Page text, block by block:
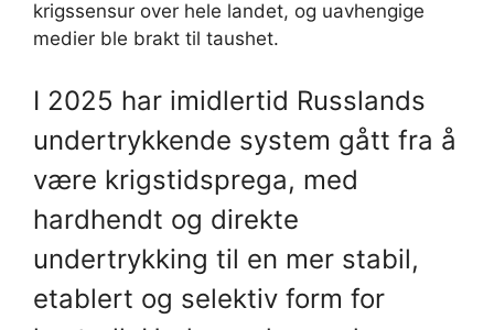
krigssensur over hele landet, og uavhengige
medier ble brakt til taushet.
I 2025 har imidlertid Russlands
undertrykkende system gått fra å
være krigstidsprega, med
hardhendt og direkte
undertrykking til en mer stabil,
etablert og selektiv form for